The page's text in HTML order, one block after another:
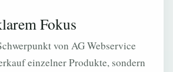
Fokus
von AG Webservice
einzelner Produkte, sondern